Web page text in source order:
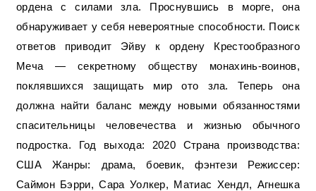
ордена с силами зла. Проснувшись в морге, она
обнаруживает у себя невероятные способности. Поиск
ответов приводит Эйву к ордену Крестообразного
Меча — секретному обществу монахинь-воинов,
поклявшихся защищать мир ото зла. Теперь она
должна найти баланс между новыми обязанностями
спасительницы человечества и жизнью обычного
подростка. Год выхода: 2020 Страна производства:
США Жанры: драма, боевик, фэнтези Режиссер:
Саймон Бэрри, Сара Уолкер, Матиас Хендл, Агнешка